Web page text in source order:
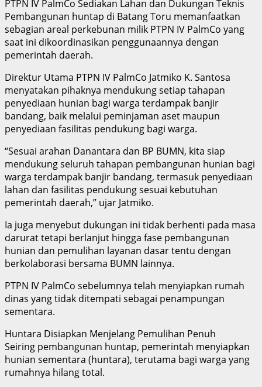
PTPN IV PalmCo Sediakan Lahan dan Dukungan Teknis
Pembangunan huntap di Batang Toru memanfaatkan
sebagian areal perkebunan milik PTPN IV PalmCo yang
saat ini dikoordinasikan penggunaannya dengan
pemerintah daerah.
Direktur Utama PTPN IV PalmCo Jatmiko K. Santosa
menyatakan pihaknya mendukung setiap tahapan
penyediaan hunian bagi warga terdampak banjir
bandang, baik melalui peminjaman aset maupun
penyediaan fasilitas pendukung bagi warga.
“Sesuai arahan Danantara dan BP BUMN, kita siap
mendukung seluruh tahapan pembangunan hunian bagi
warga terdampak banjir bandang, termasuk penyediaan
lahan dan fasilitas pendukung sesuai kebutuhan
pemerintah daerah,” ujar Jatmiko.
Ia juga menyebut dukungan ini tidak berhenti pada masa
darurat tetapi berlanjut hingga fase pembangunan
hunian dan pemulihan layanan dasar tentu dengan
berkolaborasi bersama BUMN lainnya.
PTPN IV PalmCo sebelumnya telah menyiapkan rumah
dinas yang tidak ditempati sebagai penampungan
sementara.
Huntara Disiapkan Menjelang Pemulihan Penuh
Seiring pembangunan huntap, pemerintah menyiapkan
hunian sementara (huntara), terutama bagi warga yang
rumahnya hilang total.